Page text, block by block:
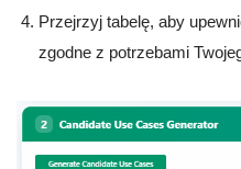
Przejrzyj tabelę, aby
zgodne z potrzebami